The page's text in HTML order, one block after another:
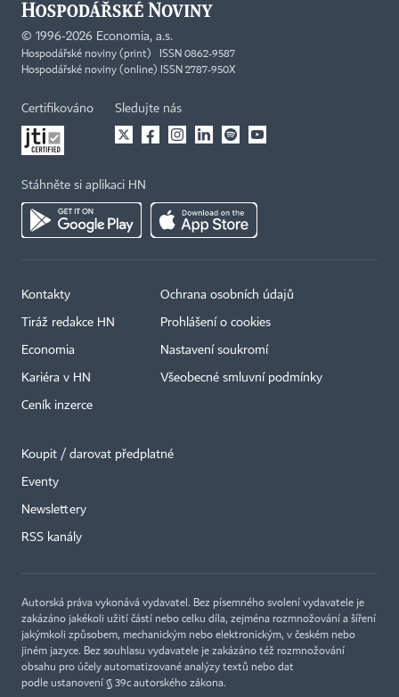
© 1996-2026 Economia, a.s.
Hospodářské noviny (print) ISSN 0862-9587
Hospodářské noviny (online) ISSN 2787-950X
Certifikováno Sledujte nás
Stáhněte si aplikaci HN
Kontakty
Tiráž redakce HN
Economia
Kariéra v HN
Ceník inzerce
Ochrana osobních údajů
Prohlášení o cookies
Nastavení soukromí
Všeobecné smluvní podmínky
Koupit / darovat předplatné
Eventy
Newslettery
RSS kanály
Autorská práva vykonává vydavatel. Bez písemného svolení vydavatele je
zakázáno jakékoli užití částí nebo celku díla, zejména rozmnožování a šíření
jakýmkoli způsobem, mechanickým nebo elektronickým, v českém nebo
jiném jazyce. Bez souhlasu vydavatele je zakázáno též rozmnožování
obsahu pro účely automatizované analýzy textů nebo dat
podle ustanovení § 39c autorského zákona.